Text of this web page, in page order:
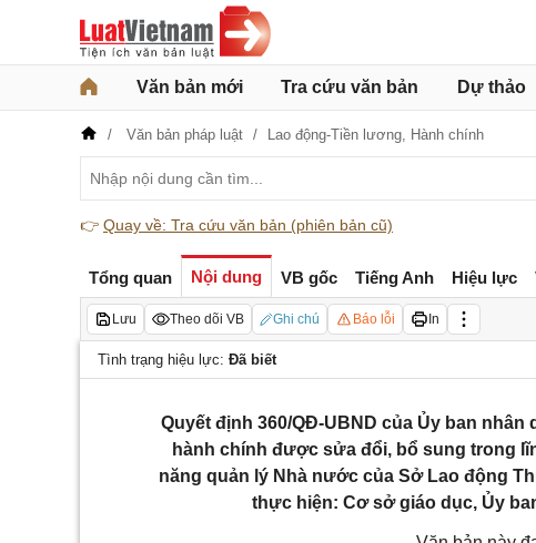
Văn bản mới Tra cứu văn bản Dự thảo
Văn bản pháp luật Lao động-Tiền lương, Hành chính
👉 Quay về: Tra cứu văn bản (phiên bản cũ)
Tổng quan Nội dung VB gốc Tiếng Anh Hiệu lực
Lưu Theo dõi VB Ghi chú Báo lỗi In
Tình trạng hiệu lực: Đã biết
Quyết định 360/QĐ-UBND của Ủy ban
hành chính được sửa đổi, bổ sung trong
năng quản lý Nhà nước của Sở Lao động
thực hiện: Cơ sở giáo dục, Ủy